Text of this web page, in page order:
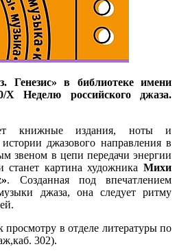
Генезис» в библиотеке имени
X Неделю российского джаза.
книжные издания, ноты и
джазового направления в
звеном в цепи передачи энергии
станет картина художника Михи
. Созданная под впечатлением
джаза, она следует ритму
просмотру в отделе литературы по
302).